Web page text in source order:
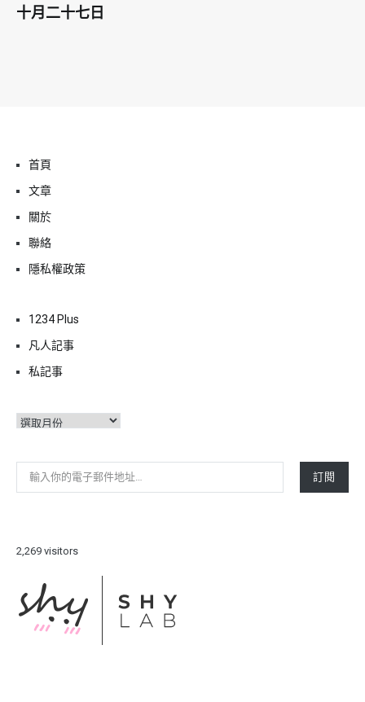
十月二十七日
首頁
文章
關於
聯絡
隱私權政策
1234 Plus
凡人記事
私記事
彙
輸入你的電子郵件地址…
訂閱
2,269 visitors